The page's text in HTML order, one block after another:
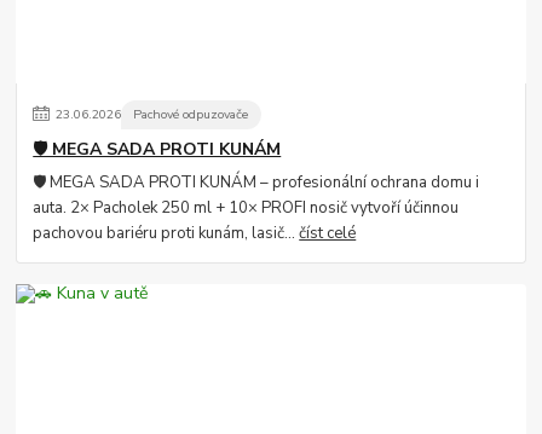
23.06.2026 Pachové odpuzovače
🛡️ MEGA SADA PROTI KUNÁM
🛡️ MEGA SADA PROTI KUNÁM – profesionální ochrana domu i
auta. 2× Pacholek 250 ml + 10× PROFI nosič vytvoří účinnou
pachovou bariéru proti kunám, lasič...číst celé